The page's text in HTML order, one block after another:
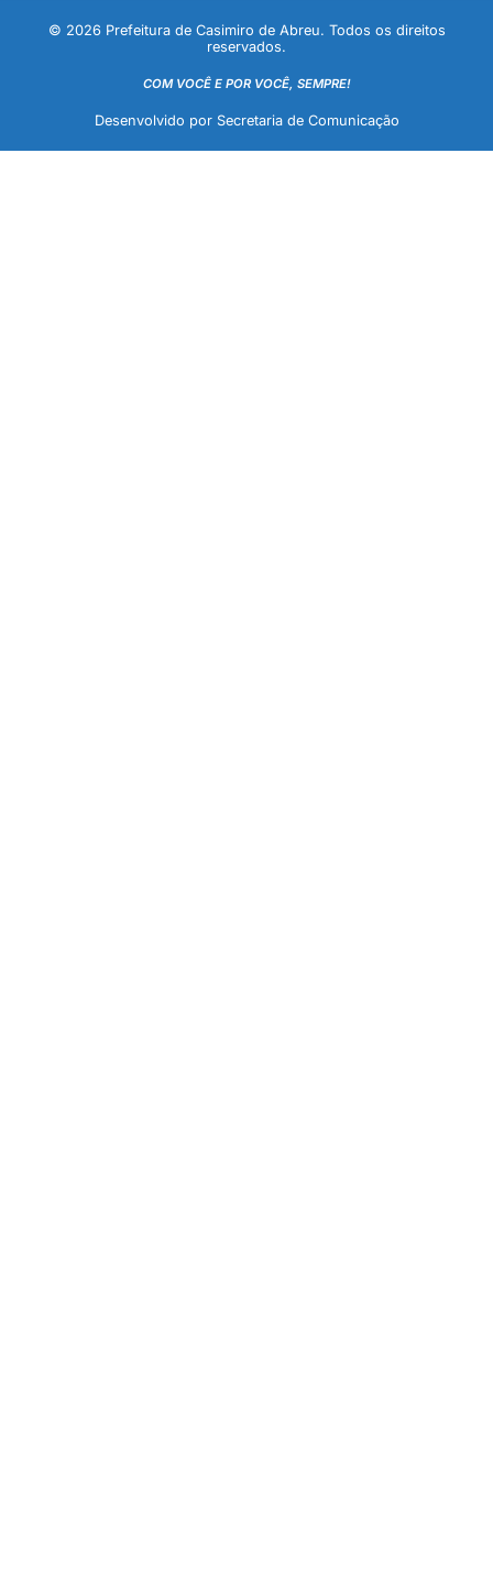
© 2026 Prefeitura de Casimiro de Abreu. Todos os direitos
reservados.
COM VOCÊ E POR VOCÊ, SEMPRE!
Desenvolvido por Secretaria de Comunicação